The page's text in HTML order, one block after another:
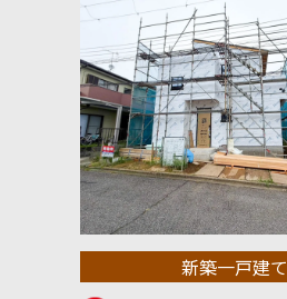
新築一戸建て